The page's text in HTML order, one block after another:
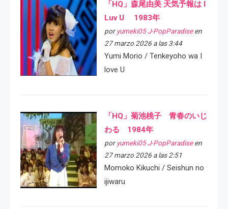
「HQ」森尾由美 天気予報は I
Luv U 1983年
por yumeki05 J-PopParadiseen
27 marzo 2026 a las 3:44
Yumi Morio / Tenkeyoho wa I
love U
「HQ」菊池桃子 青春のいじ
わる 1984年
por yumeki05 J-PopParadiseen
27 marzo 2026 a las 2:51
Momoko Kikuchi / Seishun no
ijiwaru